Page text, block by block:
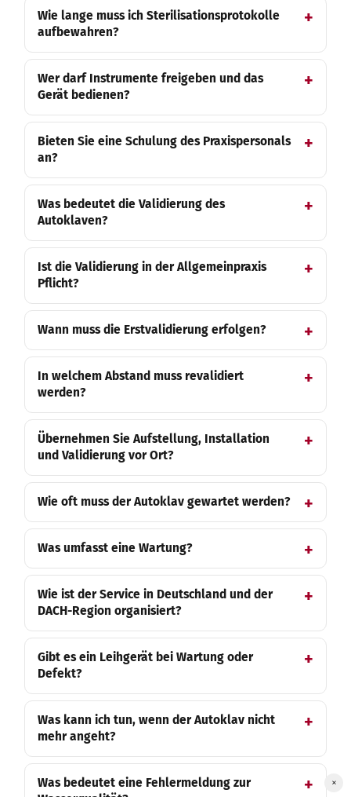
Wie lange muss ich Sterilisationsprotokolle
aufbewahren?
Wer darf Instrumente freigeben und das
Gerät bedienen?
Bieten Sie eine Schulung des Praxispersonals
an?
Was bedeutet die Validierung des
Autoklaven?
Ist die Validierung in der Allgemeinpraxis
Pflicht?
Wann muss die Erstvalidierung erfolgen?
In welchem Abstand muss revalidiert
werden?
Übernehmen Sie Aufstellung, Installation
und Validierung vor Ort?
Wie oft muss der Autoklav gewartet werden?
Was umfasst eine Wartung?
Wie ist der Service in Deutschland und der
DACH-Region organisiert?
Gibt es ein Leihgerät bei Wartung oder
Defekt?
Was kann ich tun, wenn der Autoklav nicht
mehr angeht?
Was bedeutet eine Fehlermeldung zur
×